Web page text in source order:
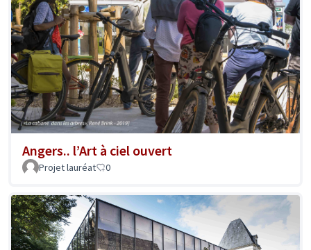
Angers.. l’Art à ciel ouvert
Projet lauréat 0